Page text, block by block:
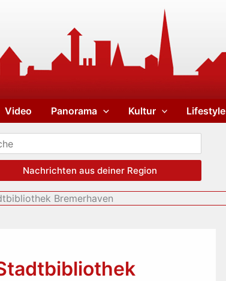
Video Panorama Kultur Lifestyle
Nachrichten aus deiner Region
Bremerhaven